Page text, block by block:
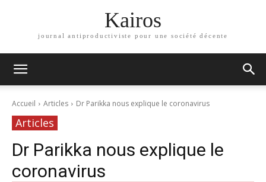
Kairos
journal antiproductiviste pour une société décente
Accueil Articles Dr Parikka nous explique le coronavirus
Articles
Dr Parikka nous explique le
coronavirus